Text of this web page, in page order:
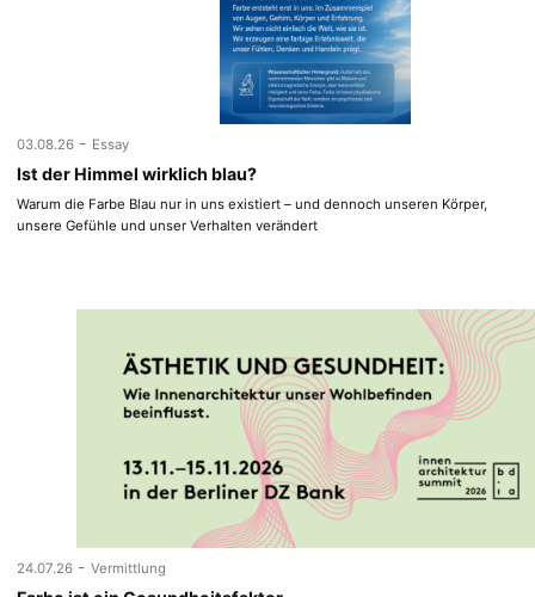
03.08.26 - Essay
Ist der Himmel wirklich blau?
Warum die Farbe Blau nur in uns existiert – und dennoch unseren Körper,
unsere Gefühle und unser Verhalten verändert
24.07.26 - Vermittlung